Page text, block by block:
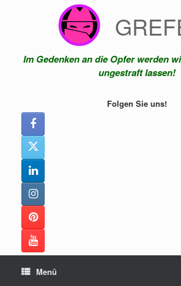
Im Gedenken an die Opfer werden
ungestraft lassen!
Folgen Sie uns!
Menü